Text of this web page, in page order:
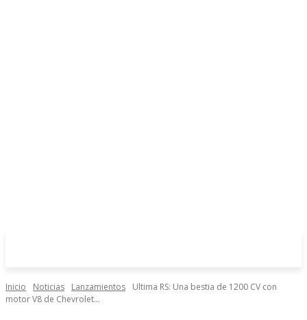
Inicio Noticias Lanzamientos
Ultima RS: Una bestia de 1200 CV con
motor V8 de Chevrolet...